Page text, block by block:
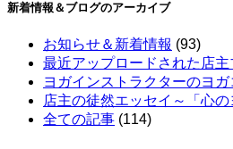
新着情報＆ブログのアーカイブ
お知らせ＆新着情報 (93)
最近アップロードされた店主
ヨガインストラクターのヨガ
店主の徒然エッセイ～「心の
全ての記事 (114)